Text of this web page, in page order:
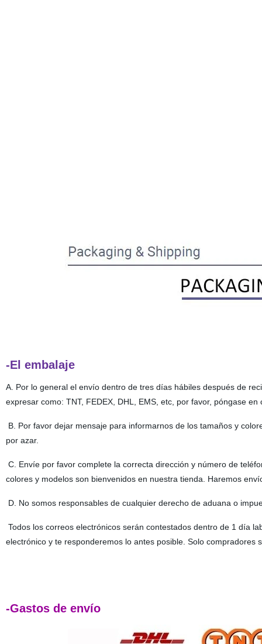
-El embalaje
A. Por lo general el envío dentro de tres días hábiles después de
expresar como: TNT, FEDEX, DHL, EMS, etc, por favor, póngase
B. Por favor dejar mensaje para informarnos de los tamaños y
por azar.
C. Envíe por favor complete la correcta dirección y número de
colores y modelos son bienvenidos en nuestra tienda. Haremos
D. No somos responsables de cualquier derecho de aduana o
Todos los correos electrónicos serán contestados dentro de 1 día
electrónico y te responderemos lo antes posible. Solo
-Gastos de envío